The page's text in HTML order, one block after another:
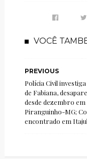
VOCÊ
PREVIOUS
Polícia Civil
de Fabiana,
desde dezembro em
Piranguinho-MG;
encontrado em